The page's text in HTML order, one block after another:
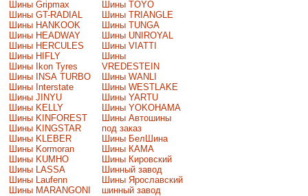
Шины Gripmax
Шины GT-RADIAL
Шины HANKOOK
Шины HEADWAY
Шины HERCULES
Шины HIFLY
Шины Ikon Tyres
Шины INSA TURBO
Шины Interstate
Шины JINYU
Шины KELLY
Шины KINFOREST
Шины KINGSTAR
Шины KLEBER
Шины Kormoran
Шины KUMHO
Шины LASSA
Шины Laufenn
Шины MARANGONI
Шины TOYO
Шины TRIANGLE
Шины TUNGA
Шины UNIROYAL
Шины VIATTI
Шины
VREDESTEIN
Шины WANLI
Шины WESTLAKE
Шины YARTU
Шины YOKOHAMA
Шины Автошины
под заказ
Шины БелШина
Шины КАМА
Шины Кировский
Шинный завод
Шины Ярославский
шинный завод